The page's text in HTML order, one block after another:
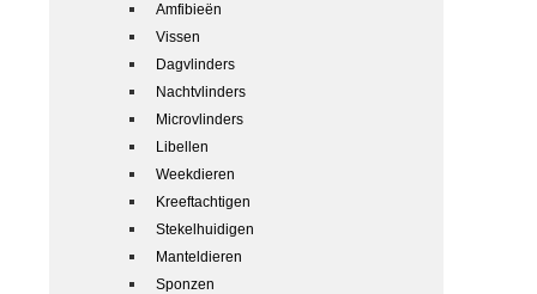
Amfibieën
Vissen
Dagvlinders
Nachtvlinders
Microvlinders
Libellen
Weekdieren
Kreeftachtigen
Stekelhuidigen
Manteldieren
Sponzen